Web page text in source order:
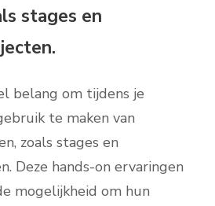
stages en
belang om tijdens je
te maken van
zoals stages en
Deze hands-on ervaringen
mogelijkheid om hun